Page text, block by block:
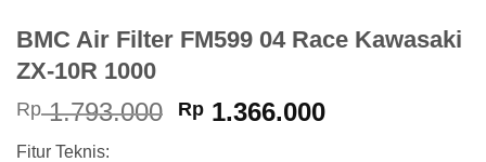
BMC Air Filter FM599 04 Race Kawasaki
ZX-10R 1000
Rp1.793.000 Harga
Rp 1.366.000Harga
Fitur Teknis: